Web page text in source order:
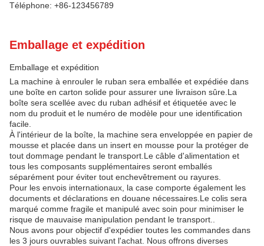
Téléphone: +86-123456789
Emballage et expédition
Emballage et expédition
La machine à enrouler le ruban sera emballée et expédiée dans
une boîte en carton solide pour assurer une livraison sûre.La
boîte sera scellée avec du ruban adhésif et étiquetée avec le
nom du produit et le numéro de modèle pour une identification
facile.
À l'intérieur de la boîte, la machine sera enveloppée en papier de
mousse et placée dans un insert en mousse pour la protéger de
tout dommage pendant le transport.Le câble d'alimentation et
tous les composants supplémentaires seront emballés
séparément pour éviter tout enchevêtrement ou rayures.
Pour les envois internationaux, la case comporte également les
documents et déclarations en douane nécessaires.Le colis sera
marqué comme fragile et manipulé avec soin pour minimiser le
risque de mauvaise manipulation pendant le transport..
Nous avons pour objectif d'expédier toutes les commandes dans
les 3 jours ouvrables suivant l'achat. Nous offrons diverses